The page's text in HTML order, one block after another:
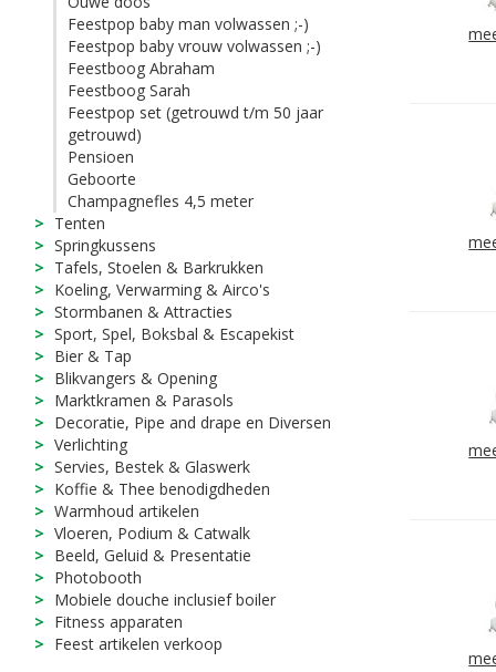
Feestpop baby man volwassen ;-)
Feestpop baby vrouw volwassen ;-)
Feestboog Abraham
Feestboog Sarah
Feestpop set (getrouwd t/m 50 jaar
getrouwd)
Pensioen
Geboorte
Champagnefles 4,5 meter
Tenten
Springkussens
Tafels, Stoelen & Barkrukken
Koeling, Verwarming & Airco's
Stormbanen & Attracties
Sport, Spel, Boksbal & Escapekist
Bier & Tap
Blikvangers & Opening
Marktkramen & Parasols
Decoratie, Pipe and drape en Diversen
Verlichting
Servies, Bestek & Glaswerk
Koffie & Thee benodigdheden
Warmhoud artikelen
Vloeren, Podium & Catwalk
Beeld, Geluid & Presentatie
Photobooth
Mobiele douche inclusief boiler
Fitness apparaten
Feest artikelen verkoop